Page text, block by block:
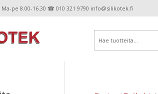
Ma-pe 8.00-16.30 ☎ 010 321 9790 info@silikotek.fi